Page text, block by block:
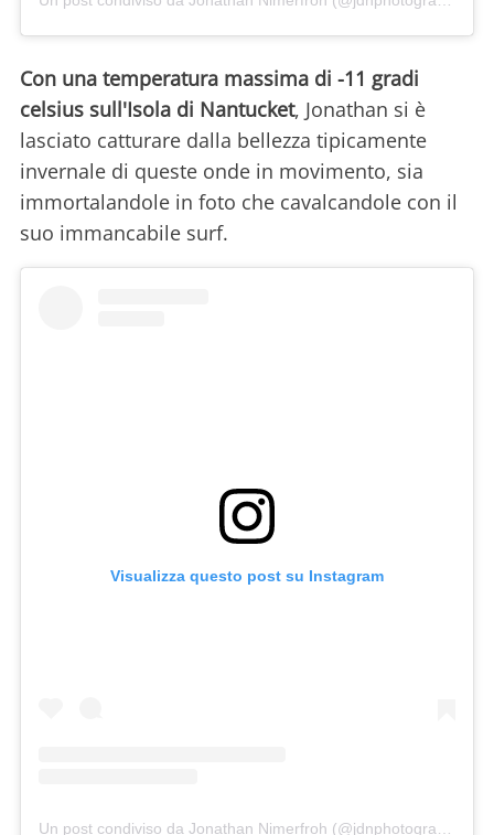
Con una temperatura massima di -11 gradi
celsius sull'Isola di Nantucket, Jonathan si è
lasciato catturare dalla bellezza tipicamente
invernale di queste onde in movimento, sia
immortalandole in foto che cavalcandole con il
suo immancabile surf.
Visualizza questo post su Instagram